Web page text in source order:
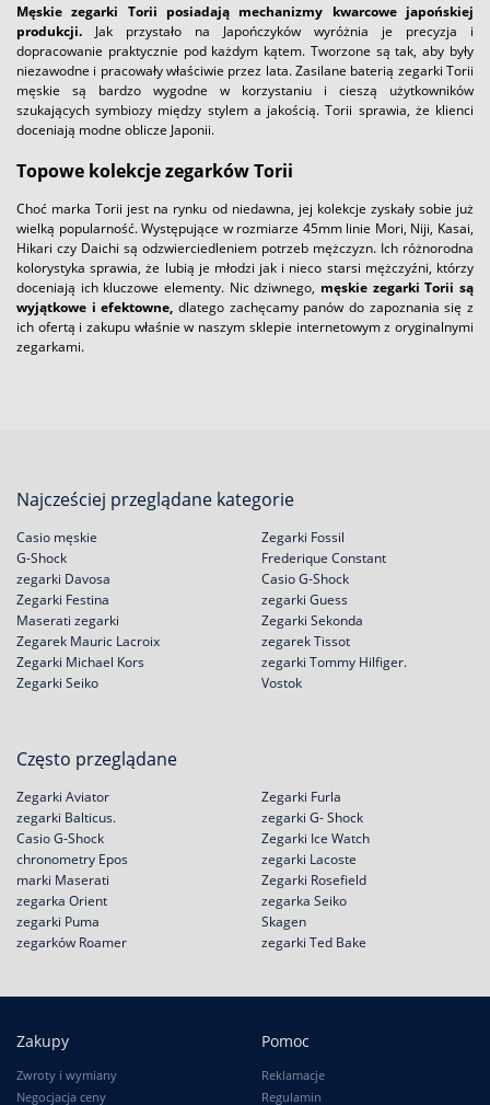
Męskie zegarki Torii posiadają mechanizmy kwarcowe japońskiej
produkcji. Jak przystało na Japończyków wyróżnia je precyzja i
dopracowanie praktycznie pod każdym kątem. Tworzone są tak, aby były
niezawodne i pracowały właściwie przez lata. Zasilane baterią zegarki Torii
męskie są bardzo wygodne w korzystaniu i cieszą użytkowników
szukających symbiozy między stylem a jakością. Torii sprawia, że klienci
doceniają modne oblicze Japonii.
Topowe kolekcje zegarków Torii
Choć marka Torii jest na rynku od niedawna, jej kolekcje zyskały sobie już
wielką popularność. Występujące w rozmiarze 45mm linie Mori, Niji, Kasai,
Hikari czy Daichi są odzwierciedleniem potrzeb mężczyzn. Ich różnorodna
kolorystyka sprawia, że lubią je młodzi jak i nieco starsi mężczyźni, którzy
doceniają ich kluczowe elementy. Nic dziwnego, męskie zegarki Torii są
wyjątkowe i efektowne, dlatego zachęcamy panów do zapoznania się z
ich ofertą i zakupu właśnie w naszym sklepie internetowym z oryginalnymi
zegarkami.
Najcześciej przeglądane kategorie
Casio męskie
G-Shock
zegarki Davosa
Zegarki Festina
Zegarki Fossil
Frederique Constant
Casio G-Shock
zegarki Guess
Maserati zegarki
Zegarek Mauric Lacroix
Zegarki Michael Kors
Zegarki Seiko
Zegarki Sekonda
zegarek Tissot
zegarki Tommy Hilfiger.
Vostok
Często przeglądane
Zegarki Aviator
zegarki Balticus.
Casio G-Shock
chronometry Epos
Zegarki Furla
zegarki G- Shock
Zegarki Ice Watch
zegarki Lacoste
marki Maserati
zegarka Orient
zegarki Puma
zegarków Roamer
Zegarki Rosefield
zegarka Seiko
Skagen
zegarki Ted Bake
Zakupy
Zwroty i wymiany
Negocjacja ceny
Pomoc
Reklamacje
Regulamin